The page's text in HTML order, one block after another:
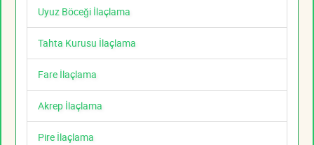
Uyuz Böceği İlaçlama
Tahta Kurusu İlaçlama
Fare İlaçlama
Akrep İlaçlama
Pire İlaçlama